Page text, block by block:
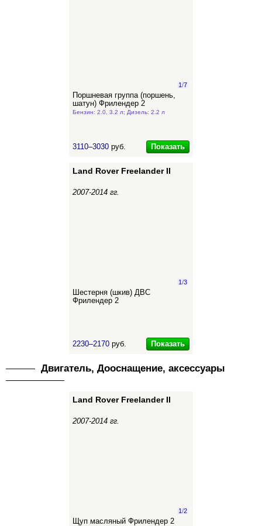
1/7
Поршневая группа (поршень,
шатун) Фрилендер 2
Бензин: 2.0, 3.2 л; Дизель: 2.2 л
3110–3030 руб. Показать
Land Rover Freelander II
2007-2014 гг.
1/3
Шестерня (шкив) ДВС
Фрилендер 2
2230–2170 руб. Показать
Двигатель, Дооснащение, аксессуары
Land Rover Freelander II
2007-2014 гг.
1/2
Щуп масляный Фрилендер 2